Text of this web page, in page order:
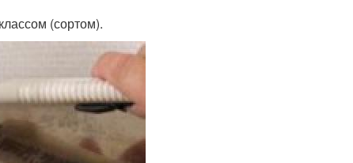
(сортом).